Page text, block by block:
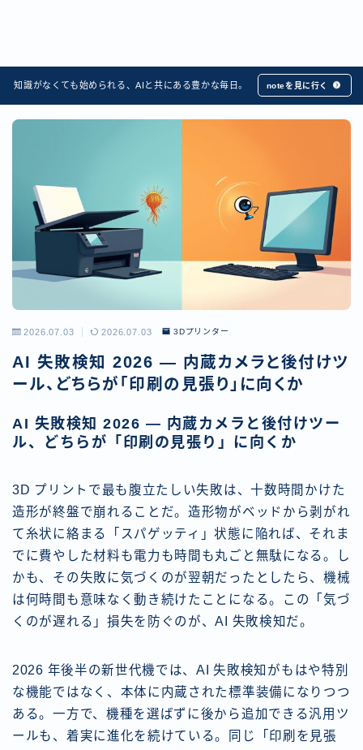
知識がなくても始められる、AIと共にある豊かな毎日。 noteを見に行く
2026.07.03 2026.07.03 3Dプリンター
AI 失敗検知 2026 — 内蔵カメラと後付けツ
ール、どちらが「印刷の見張り」に向くか
AI 失敗検知 2026 — 内蔵カメラと後付けツー
ル、どちらが「印刷の見張り」に向くか
3D プリントで最も腹立たしい失敗は、十数時間かけた
造形が終盤で崩れることだ。造形物がベッドから剥がれ
て糸状に絡まる「スパゲッティ」状態に陥れば、それま
でに費やした材料も電力も時間も丸ごと無駄になる。し
かも、その失敗に気づくのが翌朝だったとしたら、機械
は何時間も意味なく動き続けたことになる。この「気づ
くのが遅れる」損失を防ぐのが、AI 失敗検知だ。
2026 年後半の新世代機では、AI 失敗検知がもはや特別
な機能ではなく、本体に内蔵された標準装備になりつつ
ある。一方で、機種を選ばずに後から追加できる汎用ツ
ールも、着実に進化を続けている。同じ「印刷を見張